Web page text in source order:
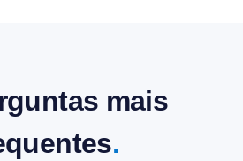
mais
.